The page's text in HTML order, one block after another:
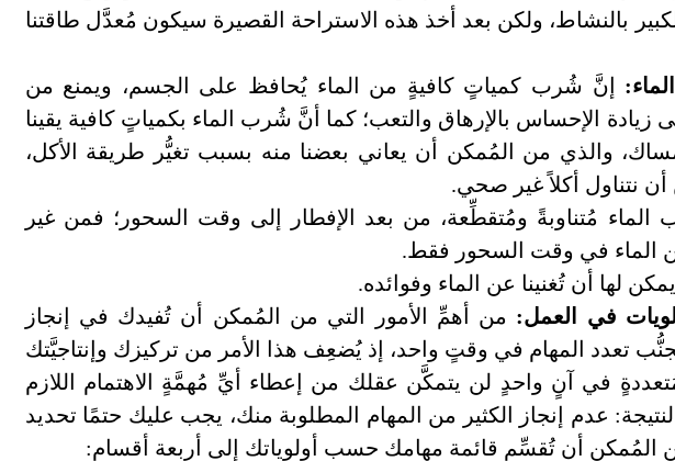
بالنشاط، ولكن بعد أخذ هذه الاستراحة القصيرة سيكون مُعدَّل طاقتنا
إنَّ شُرب كمياتٍ كافيةٍ من الماء يُحافظ على الجسم، ويمنع من
الإحساس بالإرهاق والتعب؛ كما أنَّ شُرب الماء بكمياتٍ كافية يقينا
والذي من المُمكن أن يعاني بعضنا منه بسبب تغيُّر طريقة الأكل،
نتناول أكلاً غير صحي.
مُتناوبةً ومُتقطِّعة، من بعد الإفطار إلى وقت السحور؛ فمن غير
الماء في وقت السحور فقط.
لها أن تُغنينا عن الماء وفوائده.
من أهمِّ الأمور التي من المُمكن أن تُفيدك في إنجاز
تعدد المهام في وقتٍ واحد، إذ يُضعِف هذا الأمر من تركيزك وإنتاجيَّتك
في آنٍ واحدٍ لن يتمكَّن عقلك من إعطاء أيِّ مُهمَّةٍ الاهتمام اللازم
عدم إنجاز الكثير من المهام المطلوبة منك، يجب عليك حتمًا تحديد
المُمكن أن تُقسِّم قائمة مهامك حسب أولوياتك إلى أربعة أقسام: